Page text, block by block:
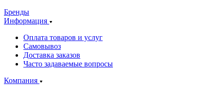
Бренды
Информация
Оплата товаров и услуг
Самовывоз
Доставка заказов
Часто задаваемые вопросы
Компания